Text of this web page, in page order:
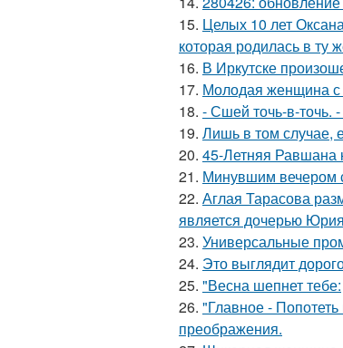
15. Целых 10 лет
которая родилась в ту
16. В Иркутске
17. Молодая женщина с
18. - Сшей точь-в-точь.
19. Лишь в том случае,
20. 45-Летняя Равшана
21. Минувшим вечером
22. Аглая Тарасова
является дочерью
23. Универсальные
24. Это выглядит
25. "Весна шепнет тебе:
26. "Главное -
преображения.